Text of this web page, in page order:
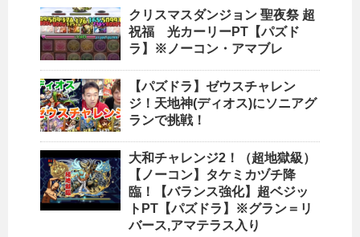
クリスマスダンジョン 聖夜祭 超
祝福 光カーリーPT【パズド
ラ】※ノーコン・アマブレ
【パズドラ】ゼウスチャレン
ジ！天地神(ディオス)にソニアグ
ランで挑戦！
大和チャレンジ2！（超地獄級）
【ノーコン】タケミカヅチ降
臨！【バランス強化】超ベジッ
トPT【パズドラ】※グラン＝リ
バース,アマテラス入り